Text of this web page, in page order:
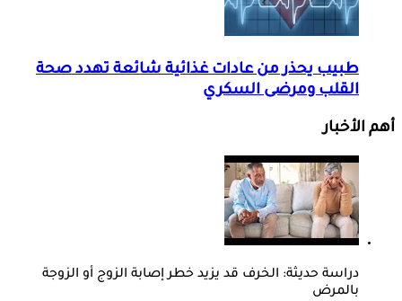
طبيب يحذر من عادات غذائية شائعة تهدد صحة
القلب ومرضى السكري
أهم الأخبار
دراسة حديثة: الخرف قد يزيد خطر إصابة الزوج أو الزوجة
بالمرض